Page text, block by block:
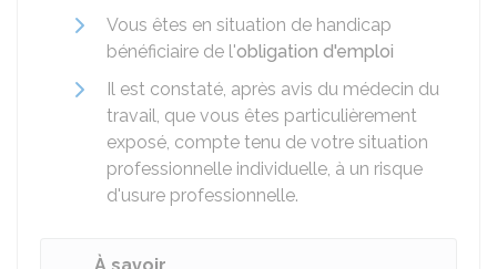
Vous êtes en situation de handicap
bénéficiaire de l'obligation d'emploi
Il est constaté, après avis du médecin du
travail, que vous êtes particulièrement
exposé, compte tenu de votre situation
professionnelle individuelle, à un risque
d'usure professionnelle.